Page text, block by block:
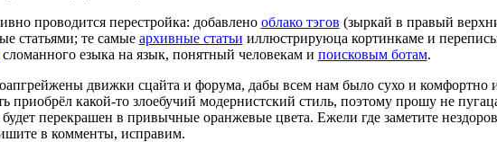
проводится перестройка: добавлено облако тэгов (зыркай в правый
статьями; те самые архивные статьи иллюстрируюца кортинкаме и
езыка на язык, понятный человекам и поисковым ботам.
движки сцайта и форума, дабы всем нам было сухо и комфортно
приобрёл какой-то злоебучий модернистский стиль, поэтому прошу не
перекрашен в привычные оранжевые цвета. Ежели где заметите
в комменты, исправим.